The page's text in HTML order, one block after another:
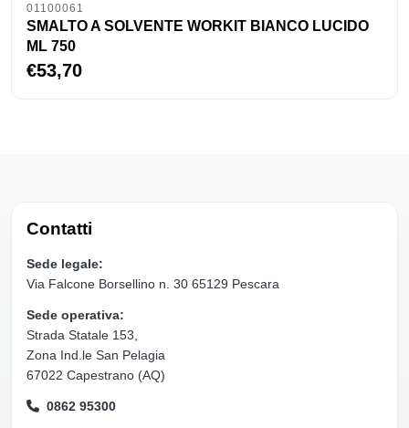
01100061
SMALTO A SOLVENTE WORKIT BIANCO LUCIDO
ML 750
€53,70
Contatti
Sede legale:
Via Falcone Borsellino n. 30 65129 Pescara
Sede operativa:
Strada Statale 153,
Zona Ind.le San Pelagia
67022 Capestrano (AQ)
0862 95300